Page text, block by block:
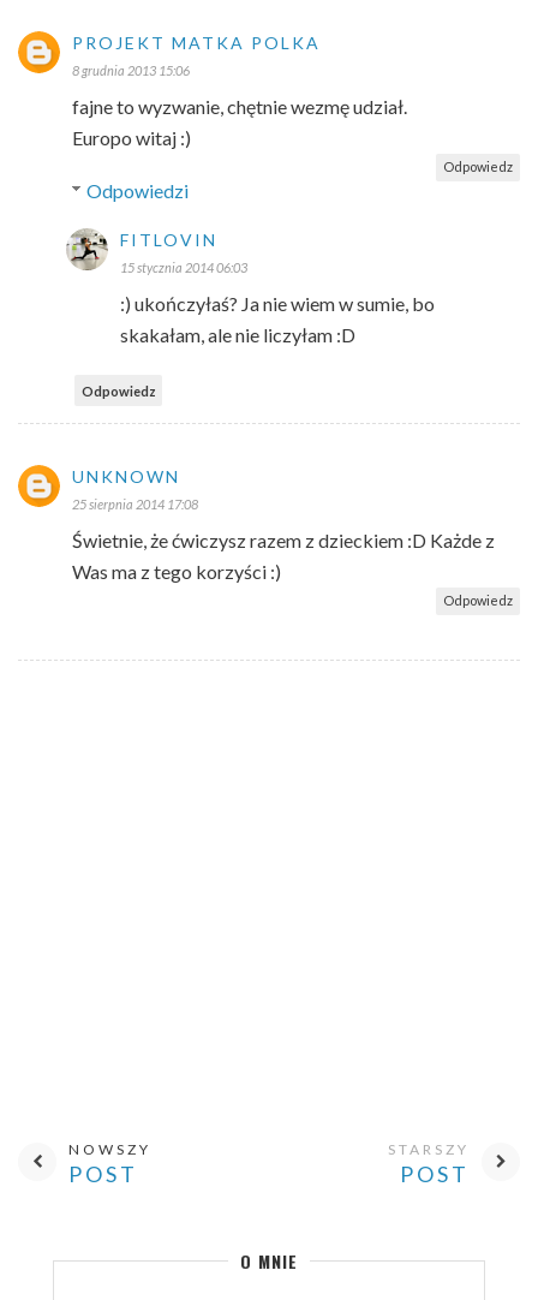
PROJEKT MATKA POLKA
8 grudnia 2013 15:06
fajne to wyzwanie, chętnie wezmę udział.
Europo witaj :)
Odpowiedz
Odpowiedzi
FITLOVIN
15 stycznia 2014 06:03
:) ukończyłaś? Ja nie wiem w sumie, bo
skakałam, ale nie liczyłam :D
Odpowiedz
UNKNOWN
25 sierpnia 2014 17:08
Świetnie, że ćwiczysz razem z dzieckiem :D Każde z
Was ma z tego korzyści :)
Odpowiedz
NOWSZY
POST
STARSZY
POST
O MNIE